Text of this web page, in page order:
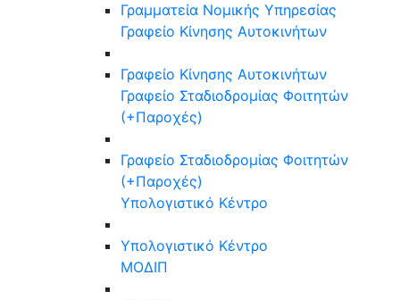
Γραμματεία Νομικής Υπηρεσίας
Γραφείο Κίνησης Αυτοκινήτων
Γραφείο Κίνησης Αυτοκινήτων
Γραφείο Σταδιοδρομίας Φοιτητών
(+Παροχές)
Γραφείο Σταδιοδρομίας Φοιτητών
(+Παροχές)
Υπολογιστικό Κέντρο
Υπολογιστικό Κέντρο
ΜΟΔΙΠ